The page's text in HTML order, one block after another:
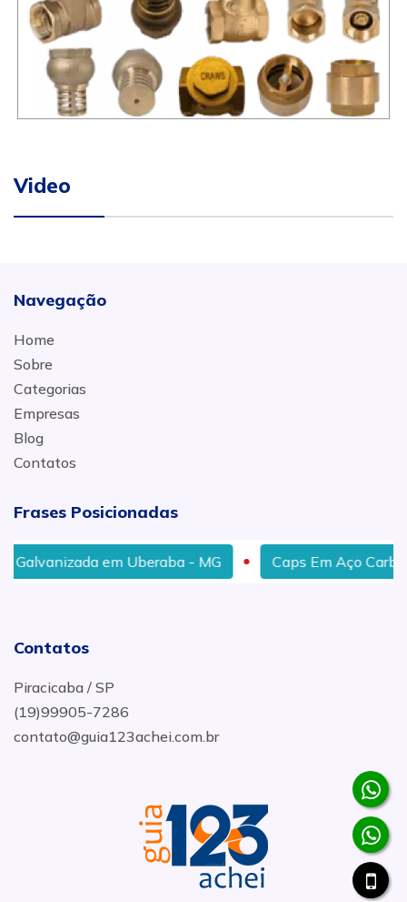
Video
Navegação
Home
Sobre
Categorias
Empresas
Blog
Contatos
Frases Posicionadas
em Uberaba - MG Caps Em Aço Carbono
Contatos
Piracicaba / SP
(19)99905-7286
contato@guia123achei.com.br